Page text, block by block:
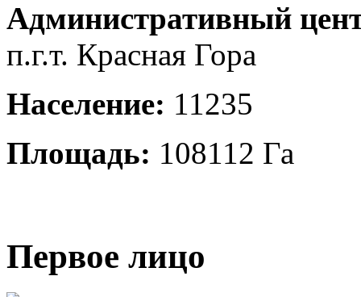
Административный
п.г.т. Красная Гора
Население: 11235
Площадь: 108112 Га
Первое лицо